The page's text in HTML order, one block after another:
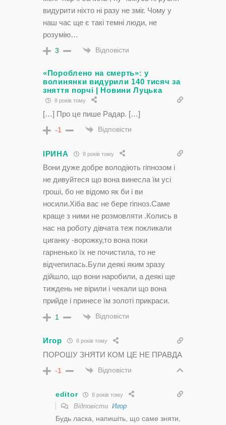
видурити ніхто ні разу не зміг. Чому у
наш час ще є такі темні люди, не
розумію…
3 Відповісти
«Пороблено на смерть»: у
волинянки видурили 140 тисяч за
зняття порчі | Новини Луцька
8 років тому
[…] Про це пише Радар. […]
-1 Відповісти
ІРИНА 8 років тому
Вони дуже добре володіють гіпнозом і
не дивуйтеся що вона винесла їм усі
гроші, бо не відомо як би і ви
носили.Хіба вас не бере гіпноз.Саме
краще з ними не розмовляти .Колись в
нас на роботу дівчата теж покликали
циганку -ворожку,то вона поки
гарненько їх не почистила, то не
відчепилась.Були деякі яким зразу
дійшло, що вони наробили, а деякі ще
тиждень не вірили і чекали що вона
прийде і принесе їм золоті прикраси.
1 Відповісти
Игор 8 років тому
ПОРОШУ ЗНЯТИ КОМ ЦЕ НЕ ПРАВДА
-1 Відповісти
editor 8 років тому
Відповісти Игор
Будь ласка, напишіть, що саме зняти,